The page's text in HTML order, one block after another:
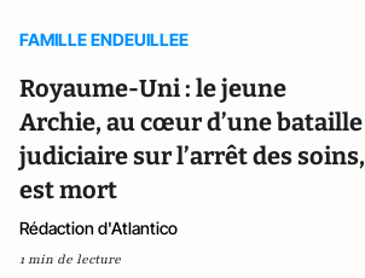
FAMILLE ENDEUILLEE
Royaume-Uni : le jeune
Archie, au cœur d’une bataille
judiciaire sur l’arrêt des soins,
est mort
Rédaction d'Atlantico
1 min de lecture